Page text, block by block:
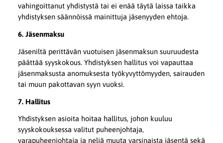
vahingoittanut yhdistystä tai ei enää täytä laissa taikka
yhdistyksen säännöissä mainittuja jäsenyyden ehtoja.
6. Jäsenmaksu
Jäseniltä perittävän vuotuisen jäsenmaksun suuruudesta
päättää syyskokous. Yhdistyksen hallitus voi vapauttaa
jäsenmaksusta anomuksesta työkyvyttömyyden, sairauden
tai muun pakottavan syyn vuoksi.
7. Hallitus
Yhdistyksen asioita hoitaa hallitus, johon kuuluu
syyskokouksessa valitut puheenjohtaja,
varapuheenjohtaja ja neljä muuta varsinaista jäsentä sekä